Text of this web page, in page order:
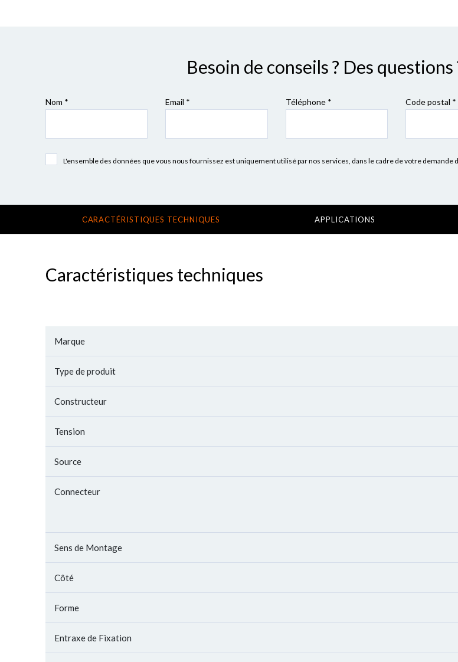
Besoin de conseils ? Des questions
Nom * Email * Téléphone * Code postal *
L'ensemble des données que vous nous fournissez est uniquement utilisé par nos services, dans le cadre de votre
CARACTÉRISTIQUES TECHNIQUES APPLICATIONS
Caractéristiques techniques
Marque
Type de produit
Constructeur
Tension
Source
Connecteur
Sens de Montage
Côté
Forme
Entraxe de Fixation